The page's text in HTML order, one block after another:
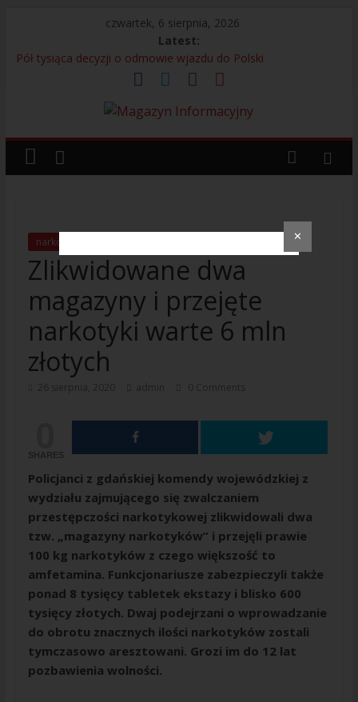
czwartek, 6 sierpnia, 2026
Latest:
Pół tysiąca decyzji o odmowie wjazdu do Polski
Bagaż bez właściciela przyczyną interwencji na lotnisku
Legia Warszawa i adidas prezentują nową koszulkę
Próbowali uniknąć odpowiedzialności – 280 osób
zatrzymanych przez Straż Graniczną
narkotyki
Zlikwidowane dwa
magazyny i przejęte
narkotyki warte 6 mln
złotych
26 sierpnia, 2020 admin 0 Comments
SHARES
Policjanci z gdańskiej komendy wojewódzkiej z
wydziału zajmującego się zwalczaniem
przestępczości narkotykowej zlikwidowali dwa
tzw. „magazyny narkotyków” i przejęli prawie
100 kg narkotyków z czego większość to
amfetamina. Funkcjonariusze zabezpieczyli także
ponad 8 tysięcy tabletek ekstazy i blisko 600
tysięcy złotych. Dwaj podejrzani o wprowadzanie
do obrotu znacznych ilości narkotyków zostali
tymczasowo aresztowani. Grozi im do 12 lat
pozbawienia wolności.
✕